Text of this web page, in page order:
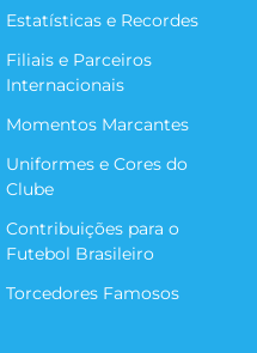
Estatísticas e Recordes
Filiais e Parceiros
Internacionais
Momentos Marcantes
Uniformes e Cores do
Clube
Contribuições para o
Futebol Brasileiro
Torcedores Famosos